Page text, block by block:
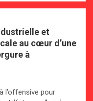
et
au cœur d’une
à
l’offensive pour